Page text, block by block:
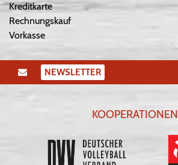
Kreditkarte
Rechnungskauf
Vorkasse
NEWSLETTER
KOOPERATIONEN